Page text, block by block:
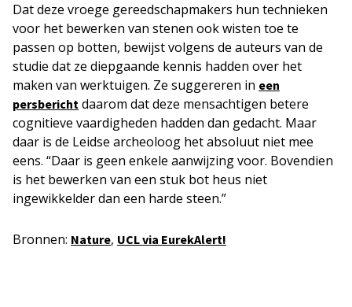
Dat deze vroege gereedschapmakers hun technieken
voor het bewerken van stenen ook wisten toe te
passen op botten, bewijst volgens de auteurs van de
studie dat ze diepgaande kennis hadden over het
maken van werktuigen. Ze suggereren in een
persbericht daarom dat deze mensachtigen betere
cognitieve vaardigheden hadden dan gedacht. Maar
daar is de Leidse archeoloog het absoluut niet mee
eens. “Daar is geen enkele aanwijzing voor. Bovendien
is het bewerken van een stuk bot heus niet
ingewikkelder dan een harde steen.”
Bronnen: Nature, UCL via EurekAlert!